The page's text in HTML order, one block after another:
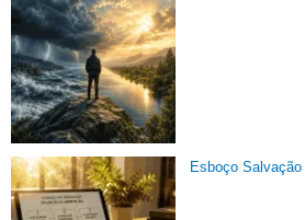
Esboço Salvação